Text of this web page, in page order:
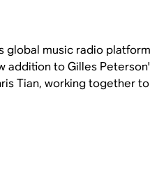
global music radio
addition to Gilles
Tian, working together